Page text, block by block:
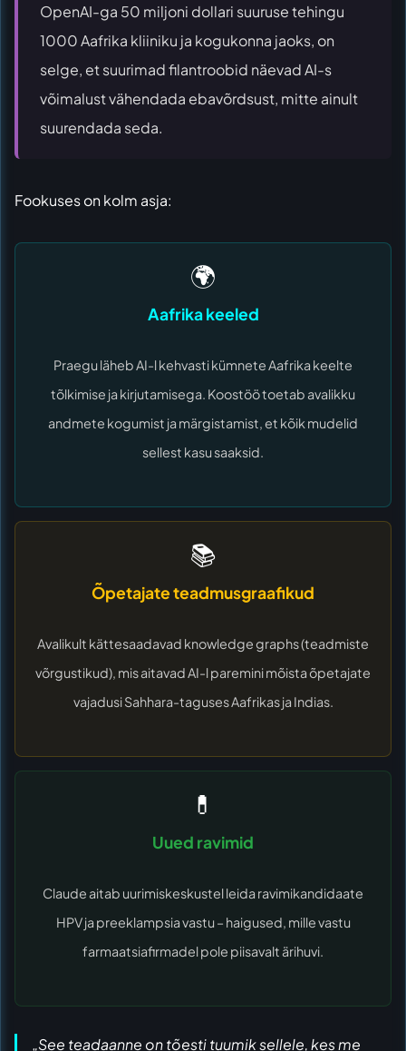
OpenAI-ga 50 miljoni dollari suuruse tehingu
1000 Aafrika kliiniku ja kogukonna jaoks, on
selge, et suurimad filantroobid näevad AI-s
võimalust vähendada ebavõrdsust, mitte ainult
suurendada seda.
Fookuses on kolm asja:
🌍
Aafrika keeled
Praegu läheb AI-l kehvasti kümnete Aafrika keelte
tõlkimise ja kirjutamisega. Koostöö toetab avalikku
andmete kogumist ja märgistamist, et kõik mudelid
sellest kasu saaksid.
📚
Õpetajate teadmusgraafikud
Avalikult kättesaadavad knowledge graphs (teadmiste
võrgustikud), mis aitavad AI-l paremini mõista õpetajate
vajadusi Sahhara-taguses Aafrikas ja Indias.
💊
Uued ravimid
Claude aitab uurimiskeskustel leida ravimikandidaate
HPV ja preeklampsia vastu – haigused, mille vastu
farmaatsiafirmadel pole piisavalt ärihuvi.
„See teadaanne on tõesti tuumik sellele, kes me